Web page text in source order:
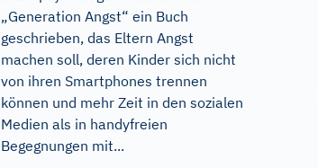
„Generation Angst“ ein Buch
geschrieben, das Eltern Angst
machen soll, deren Kinder sich nicht
von ihren Smartphones trennen
können und mehr Zeit in den sozialen
Medien als in handyfreien
Begegnungen mit...